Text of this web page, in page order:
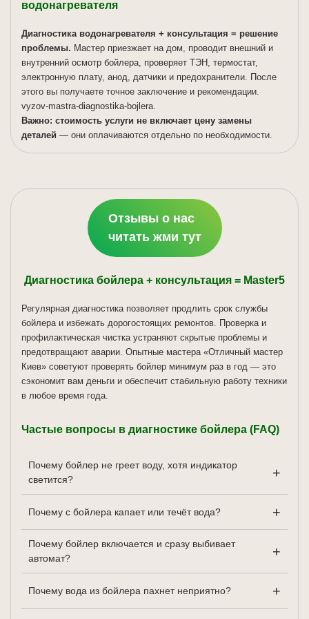
водонагревателя
Диагностика водонагревателя + консультация = решение
проблемы. Мастер приезжает на дом, проводит внешний и
внутренний осмотр бойлера, проверяет ТЭН, термостат,
электронную плату, анод, датчики и предохранители. После
этого вы получаете точное заключение и рекомендации.
vyzov-mastra-diagnostika-bojlera.
Важно: стоимость услуги не включает цену замены
деталей — они оплачиваются отдельно по необходимости.
Отзывы о нас
читать жми тут
Диагностика бойлера + консультация = Master5
Регулярная диагностика позволяет продлить срок службы
бойлера и избежать дорогостоящих ремонтов. Проверка и
профилактическая чистка устраняют скрытые проблемы и
предотвращают аварии. Опытные мастера «Отличный мастер
Киев» советуют проверять бойлер минимум раз в год — это
сэкономит вам деньги и обеспечит стабильную работу техники
в любое время года.
Частые вопросы в диагностике бойлера (FAQ)
Почему бойлер не греет воду, хотя индикатор
светится?
лампочка горит, шумов нет, но вода остаётся
Решение:заменить ТЭН или термостат, при
необходимости — выполнить чистку бака от накипи.
Почему с бойлера капает или течёт вода?
— Вода под бойлером — тревожный сигнал. В
первую очередь нужно проверить
предохранительный клапан.
Почему бойлер включается и сразу выбивает
автомат?
Почему вода из бойлера пахнет неприятно?